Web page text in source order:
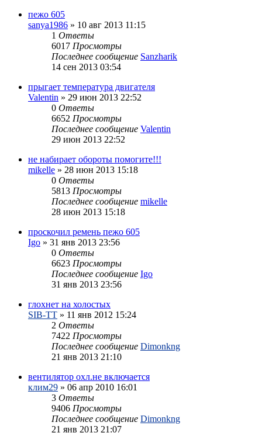
пежо 605
sanya1986 » 10 авг 2013 11:15
1 Ответы
6017 Просмотры
Последнее сообщение Sanzharik
14 сен 2013 03:54
прыгает температура двигателя
Valentin » 29 июн 2013 22:52
0 Ответы
6652 Просмотры
Последнее сообщение Valentin
29 июн 2013 22:52
не набирает обороты помогите!!!
mikelle » 28 июн 2013 15:18
0 Ответы
5813 Просмотры
Последнее сообщение mikelle
28 июн 2013 15:18
проскочил ремень пежо 605
Igo » 31 янв 2013 23:56
0 Ответы
6623 Просмотры
Последнее сообщение Igo
31 янв 2013 23:56
глохнет на холостых
SIB-TT » 11 янв 2012 15:24
2 Ответы
7422 Просмотры
Последнее сообщение Dimonkng
21 янв 2013 21:10
вентилятор охл.не включается
клим29 » 06 апр 2010 16:01
3 Ответы
9406 Просмотры
Последнее сообщение Dimonkng
21 янв 2013 21:07